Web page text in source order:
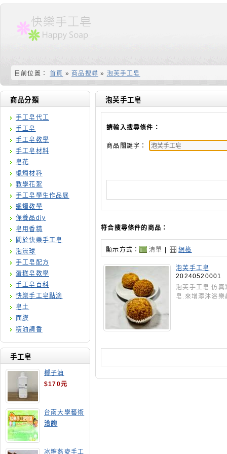
目前位置： 首頁 » 商品搜尋 » 泡芙手工皂
商品分類
手工皂代工
手工皂
手工皂教學
手工皂材料
皂花
蠟燭材料
教學花絮
手工皂學生作品展
蠟燭教學
保養品diy
皂用香精
關於快樂手工皂
泡澡球
手工皂配方
蛋糕皂教學
手工皂百科
快樂手工皂點滴
皂土
面膜
精油調香
手工皂
椰子油
$170元
台南大學藝術
手工皂師資培
訓班
洽詢
冰糖燕麥手工
泡芙手工皂
請輸入搜尋條件：
商品關鍵字：
符合搜尋條件的商品：
顯示方式： 清單 | 網格
泡芙手工皂
20240520001
泡芙手工皂 仿
皂.來增添沐浴